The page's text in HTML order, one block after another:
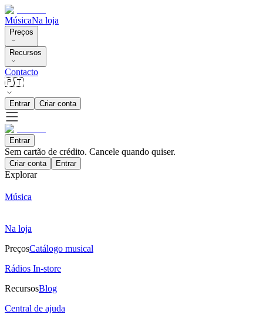
MúsicaNa loja
Preços
Recursos
Contacto
🇵🇹
Entrar Criar conta
Entrar
Sem cartão de crédito. Cancele quando quiser.
Criar conta Entrar
Explorar
Música
Na loja
PreçosCatálogo musical
Rádios In-store
RecursosBlog
Central de ajuda